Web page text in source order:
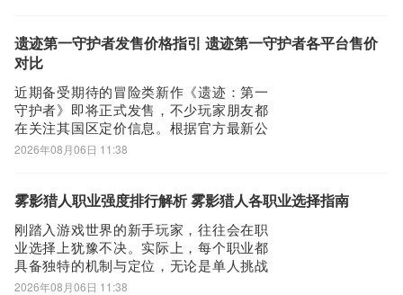
条件、战斗机制、胜负规则及替代方案展
开系统说明，助你快速掌握关键要点，提
遗迹第一守护者发售价格指引 遗迹第一守护者各平台售价
对比
近期备受期待的冒险类新作《遗迹：第一
守护者》即将正式发售，不少玩家朋友都
在关注其国区定价信息。根据官方最新公
布的消息，该游戏标准版售价为170元，若
务器发行的作品，本地玩家在实际游玩过
载速
2026年08月06日 11:38
雾影猎人职业强度排行解析 雾影猎人各职业选择指南
刚踏入游戏世界的新手玩家，往往会在职
业选择上犹豫不决。实际上，每个职业都
具备独特的机制与定位，无论是单人挑战
副本，还是参与多人竞技对战，明确各职
2026年08月06日 11:38